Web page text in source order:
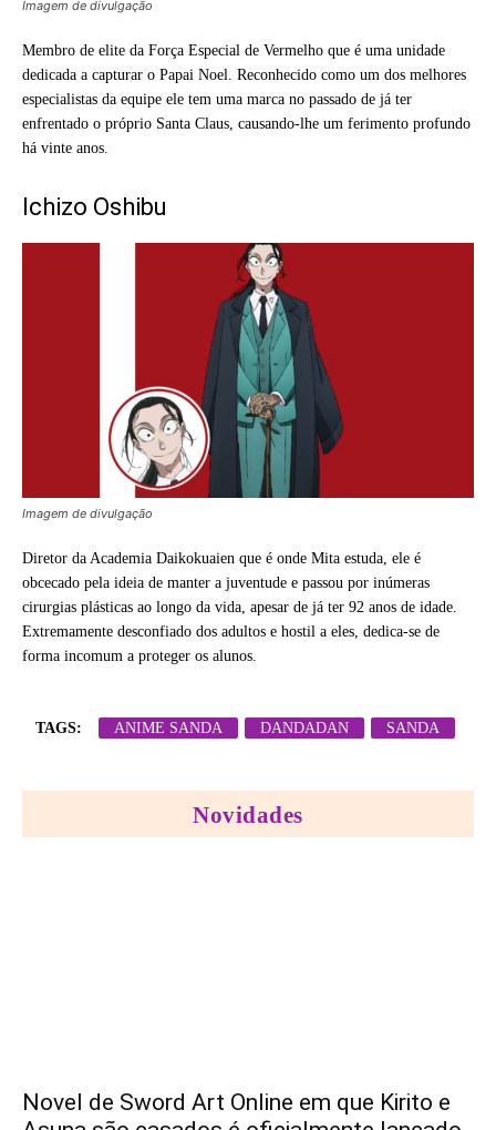
Imagem de divulgação
Membro de elite da Força Especial de Vermelho que é uma unidade
dedicada a capturar o Papai Noel. Reconhecido como um dos melhores
especialistas da equipe ele tem uma marca no passado de já ter
enfrentado o próprio Santa Claus, causando-lhe um ferimento profundo
há vinte anos.
Ichizo Oshibu
Imagem de divulgação
Diretor da Academia Daikokuaien que é onde Mita estuda, ele é
obcecado pela ideia de manter a juventude e passou por inúmeras
cirurgias plásticas ao longo da vida, apesar de já ter 92 anos de idade.
Extremamente desconfiado dos adultos e hostil a eles, dedica-se de
forma incomum a proteger os alunos.
TAGS: ANIME SANDA DANDADAN SANDA
Novidades
Novel de Sword Art Online em que Kirito e